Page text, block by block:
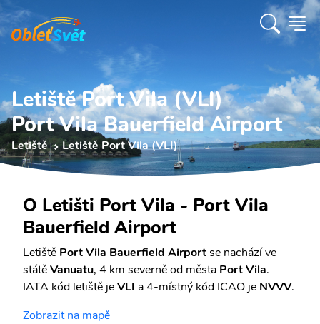
Letiště Port Vila (VLI)
Port Vila Bauerfield Airport
Letiště Letiště Port Vila (VLI)
O Letišti Port Vila - Port Vila
Bauerfield Airport
Letiště Port Vila Bauerfield Airportse nachází ve
státěVanuatu, 4 km severně od města Port Vila.
IATA kód letiště jeVLI a 4-místný kód ICAO je NVVV.
Zobrazit na mapě